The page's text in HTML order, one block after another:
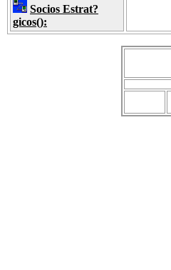
Socios Estrat?
gicos():